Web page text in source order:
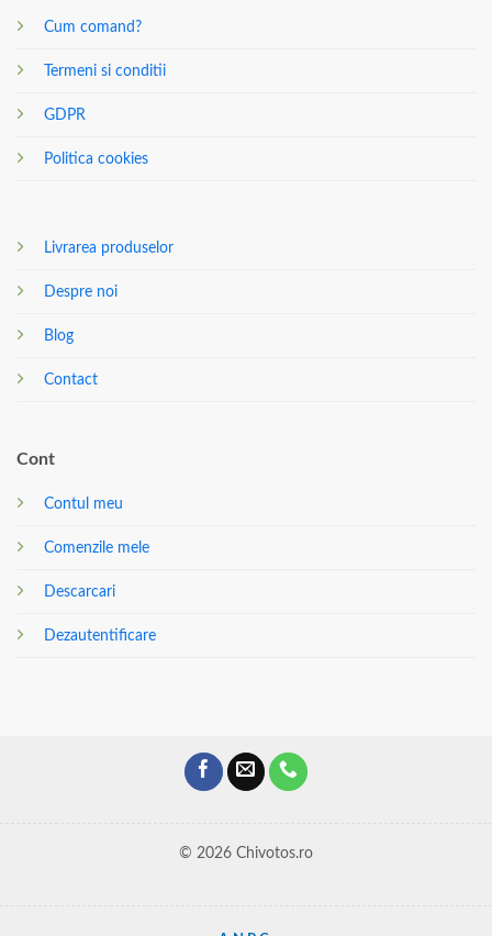
Cum comand?
Termeni si conditii
GDPR
Politica cookies
Livrarea produselor
Despre noi
Blog
Contact
Cont
Contul meu
Comenzile mele
Descarcari
Dezautentificare
© 2026 Chivotos.ro